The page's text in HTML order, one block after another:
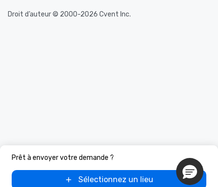
Prêt à envoyer votre demande ?
Sélectionnez un lieu
Droit d’auteur © 2000-2026 Cvent Inc.